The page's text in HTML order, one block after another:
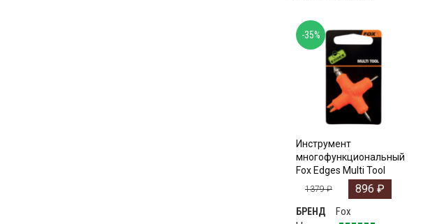
Инструмент
многофункциональный
Fox Edges Multi Tool
1379₽ 896 ₽
БРЕНД
Fox
-35%